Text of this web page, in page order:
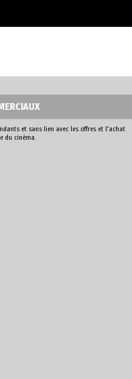
et sans lien avec les offres et l'achat
du cinéma.